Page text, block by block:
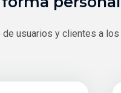
usuarios y clientes a